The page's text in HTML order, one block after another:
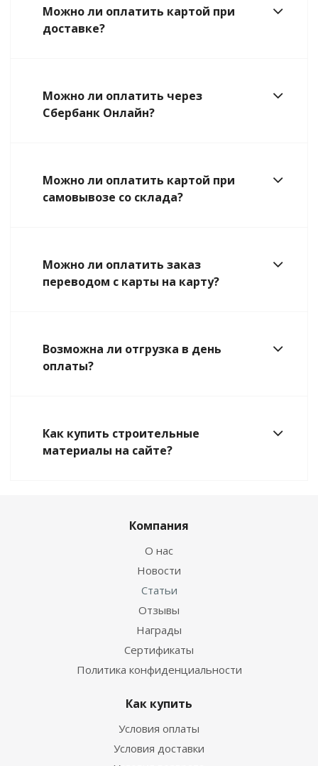
Можно ли оплатить картой при
доставке?
Можно ли оплатить через
Сбербанк Онлайн?
Можно ли оплатить картой при
самовывозе со склада?
Можно ли оплатить заказ
переводом с карты на карту?
Возможна ли отгрузка в день
оплаты?
Как купить строительные
материалы на сайте?
Компания
О нас
Новости
Статьи
Отзывы
Награды
Сертификаты
Политика конфиденциальности
Как купить
Условия оплаты
Условия доставки